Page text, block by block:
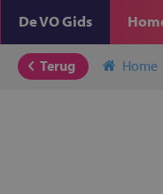
De VO Gids
Terug Home